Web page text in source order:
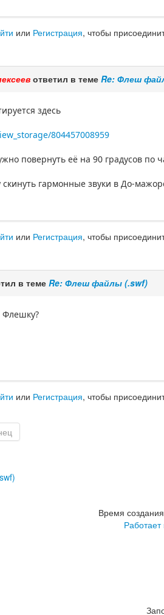
или Регистрация, чтобы
ответил в темеRe: Флеш
здесь
804457008959
повернуть её на 90 градусов по
скинуть гармонные звуки в До-
или Регистрация, чтобы
в темеRe: Флеш файлы (.swf)
Флешку?
или Регистрация, чтобы
Время
Работает